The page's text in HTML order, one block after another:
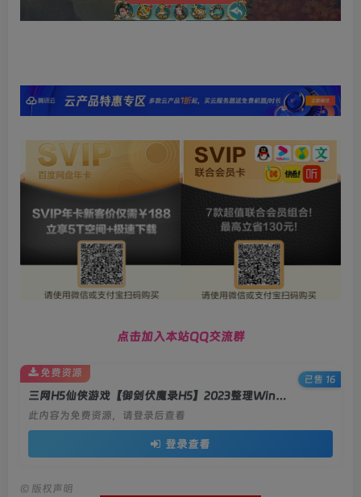
点击加入本站QQ交流群
三网H5仙侠游戏【御剑伏魔录H5】2023整理Win系服务端+GM授权后台+教程
此内容为免费资源，请登录后查看
登录查看
免费资源
已售 16
© 版权声明